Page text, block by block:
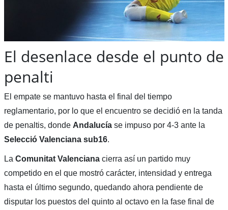
El desenlace desde el punto de
penalti
El empate se mantuvo hasta el final del tiempo
reglamentario, por lo que el encuentro se decidió en la tanda
de penaltis, donde Andalucíase impuso por 4-3 ante la
Selecció Valenciana sub16.
La Comunitat Valencianacierra así un partido muy
competido en el que mostró carácter, intensidad y entrega
hasta el último segundo, quedando ahora pendiente de
disputar los puestos del quinto al octavo en la fase final de